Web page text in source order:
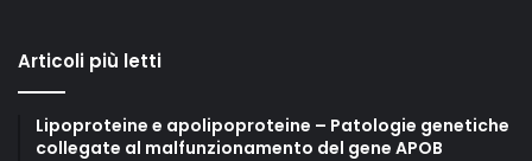
Articoli più letti
Lipoproteine e apolipoproteine – Patologie genetiche
collegate al malfunzionamento del gene APOB